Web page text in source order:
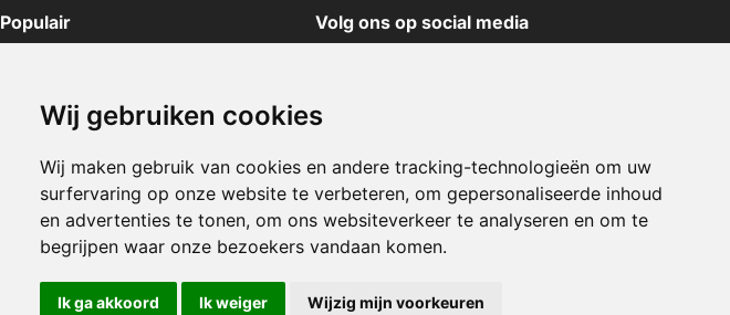
Wij gebruiken cookies
Wij maken gebruik van cookies en andere tracking-technologieën om uw
surfervaring op onze website te verbeteren, om gepersonaliseerde inhoud
en advertenties te tonen, om ons websiteverkeer te analyseren en om te
begrijpen waar onze bezoekers vandaan komen.
Ik ga akkoord Ik weiger Wijzig mijn voorkeuren
Populair
New Balance sneakers
Puma sneakers
Converse sneakers
Volg ons op social media
X
Pinterest